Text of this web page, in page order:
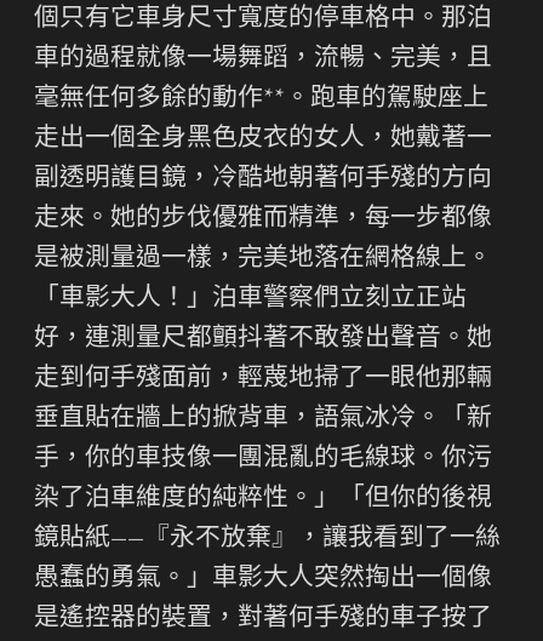
個只有它車身尺寸寬度的停車格中。那泊
車的過程就像一場舞蹈，流暢、完美，且
毫無任何多餘的動作**。跑車的駕駛座上
走出一個全身黑色皮衣的女人，她戴著一
副透明護目鏡，冷酷地朝著何手殘的方向
走來。她的步伐優雅而精準，每一步都像
是被測量過一樣，完美地落在網格線上。
「車影大人！」泊車警察們立刻立正站
好，連測量尺都顫抖著不敢發出聲音。她
走到何手殘面前，輕蔑地掃了一眼他那輛
垂直貼在牆上的掀背車，語氣冰冷。「新
手，你的車技像一團混亂的毛線球。你污
染了泊車維度的純粹性。」「但你的後視
鏡貼紙——『永不放棄』，讓我看到了一絲
愚蠢的勇氣。」車影大人突然掏出一個像
是遙控器的裝置，對著何手殘的車子按了